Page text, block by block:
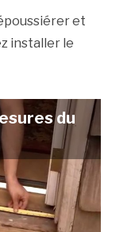
et
installer le
du